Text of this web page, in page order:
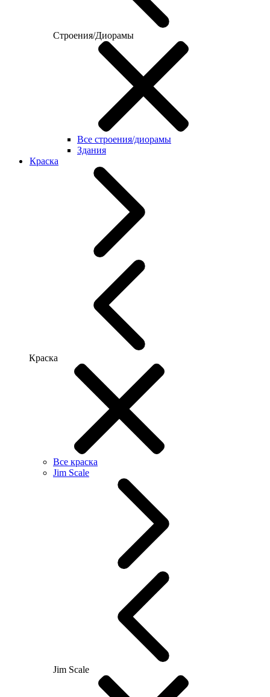
Строения/Диорамы
Все строения/диорамы
Здания
Краска
Краска
Все краска
Jim Scale
Jim Scale